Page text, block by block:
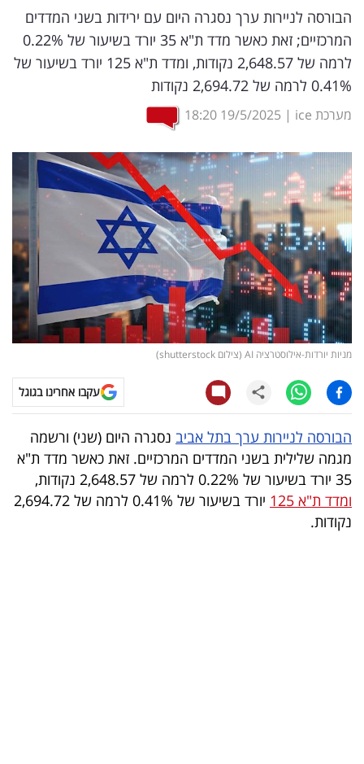
וטק
שיווק
ופרסום
משפט
מדדים
ומחקרים
דעות
רכילות
עסקית
קריפטו
ויראלי
טלוויזיה
עסקי
ספורט
קריירה
ולימודים
הבורסה לניירות ערך נסגרה היום עם ירידות בשני המדדים
המרכזיים; זאת כאשר מדד ת"א 35 יורד בשיעור של 0.22%
לרמה של 2,648.57 נקודות, ומדד ת"א 125 יורד בשיעור של
0.41% לרמה של 2,694.72 נקודות
מערכת ice |
19/5/2025
18:20
מניות יורדות-אילוסטרציה AI (צילום shutterstock)
עקבו אחרינו בגוגל
הבורסה לניירות ערך בתל אביב נסגרה היום (שני) ורשמה
מגמה שלילית בשני המדדים המרכזיים. זאת כאשר מדד ת"א
35 יורד בשיעור של 0.22% לרמה של 2,648.57 נקודות,
ומדד ת"א 125
יורד בשיעור של 0.41% לרמה של 2,694.72
נקודות.